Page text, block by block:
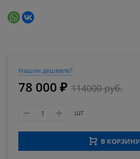
Нашли дешевле?
78 000 ₽ 114000 руб.
шт
В КОРЗИНУ